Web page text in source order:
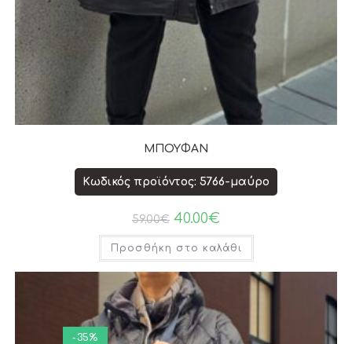
ΜΠΟΥΦΑΝ
Κωδικός προϊόντος: 5766-μαύρο
59.00€ 40.00€
Προσθήκη στο καλάθι
-35%